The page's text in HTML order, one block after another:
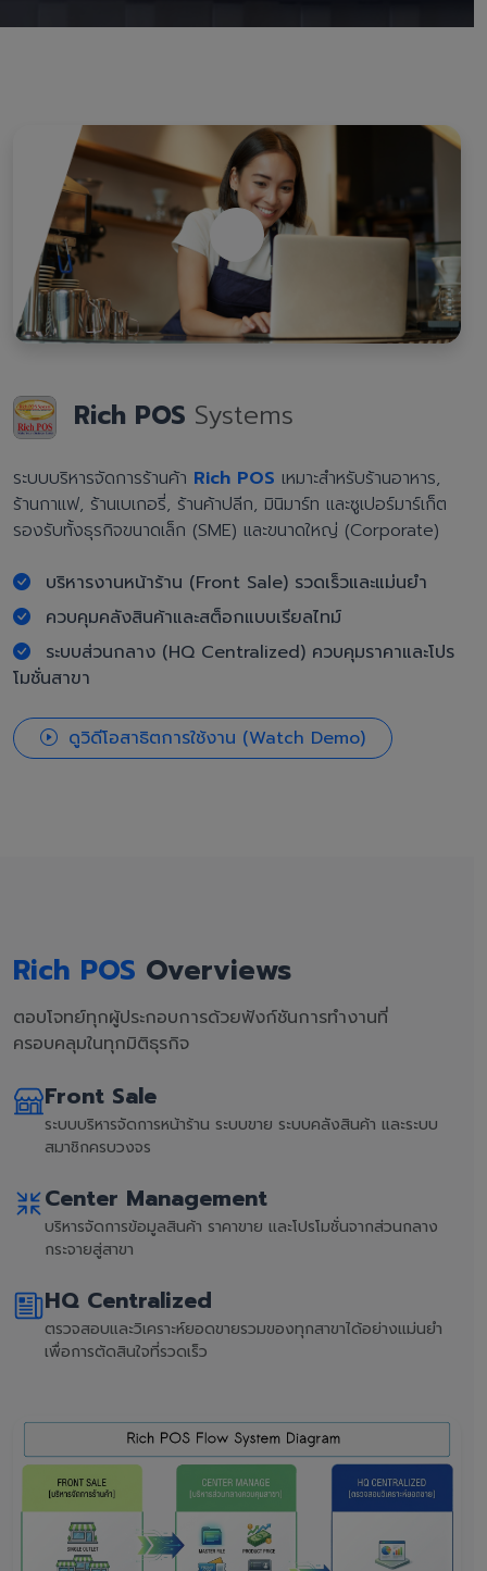
Rich POS Systems
ระบบบริหารจัดการร้านค้า Rich POS เหมาะสำหรับร้านอาหาร,
ร้านกาแฟ, ร้านเบเกอรี่, ร้านค้าปลีก, มินิมาร์ท และซูเปอร์มาร์เก็ต
รองรับทั้งธุรกิจขนาดเล็ก (SME) และขนาดใหญ่ (Corporate)
บริหารงานหน้าร้าน (Front Sale) รวดเร็วและแม่นยำ
ควบคุมคลังสินค้าและสต็อกแบบเรียลไทม์
ระบบส่วนกลาง (HQ Centralized) ควบคุมราคาและโปร
โมชั่นสาขา
ดูวิดีโอสาธิตการใช้งาน (Watch Demo)
Rich POS Overviews
ตอบโจทย์ทุกผู้ประกอบการด้วยฟังก์ชันการทำงานที่
ครอบคลุมในทุกมิติธุรกิจ
Front Sale
ระบบบริหารจัดการหน้าร้าน ระบบขาย ระบบคลังสินค้า และระบบ
สมาชิกครบวงจร
Center Management
บริหารจัดการข้อมูลสินค้า ราคาขาย และโปรโมชั่นจากส่วนกลาง
กระจายสู่สาขา
HQ Centralized
ตรวจสอบและวิเคราะห์ยอดขายรวมของทุกสาขาได้อย่างแม่นยำ
เพื่อการตัดสินใจที่รวดเร็ว